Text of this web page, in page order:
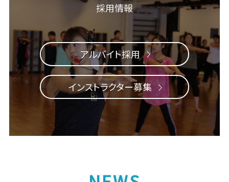
採用情報
アルバイト採用
インストラクター募集